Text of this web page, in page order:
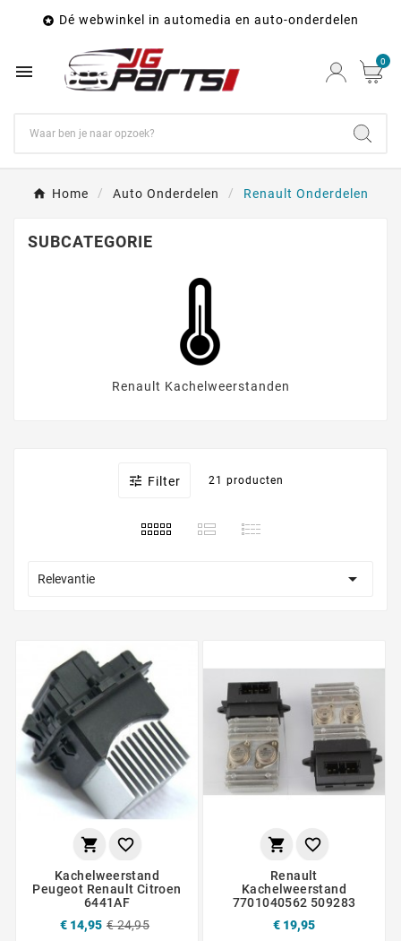
 Dé webwinkel in automedia en auto-onderdelen
 0
Home Auto Onderdelen Renault Onderdelen
SUBCATEGORIE
Renault Kachelweerstanden
 Filter 21 producten
Relevantie 
 
Kachelweerstand
Peugeot Renault Citroen
6441AF
€ 14,95 € 24,95
 
Renault
Kachelweerstand
7701040562 509283
€ 19,95